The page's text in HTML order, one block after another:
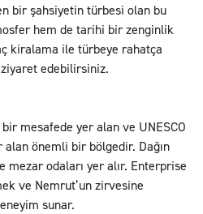
bir şahsiyetin türbesi olan bu
hem de tarihi bir zenginlik
kiralama ile türbeye rahatça
edebilirsiniz.
bir mesafede yer alan ve UNESCO
alan önemli bir bölgedir. Dağın
odaları yer alır. Enterprise
ve Nemrut’un zirvesine
sunar.